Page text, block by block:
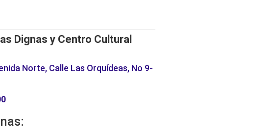
Dignas y Centro Cultural
Norte, Calle Las Orquídeas, No 9-